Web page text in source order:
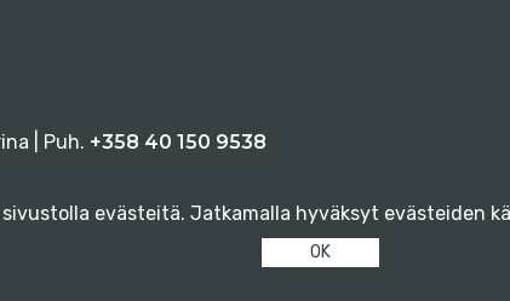
sivustolla evästeitä. Jatkamalla hyväksyt evästeiden
OK
| Puh. +358 40 150 9538